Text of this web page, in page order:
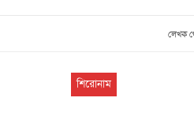
লেখক
শিরোনাম